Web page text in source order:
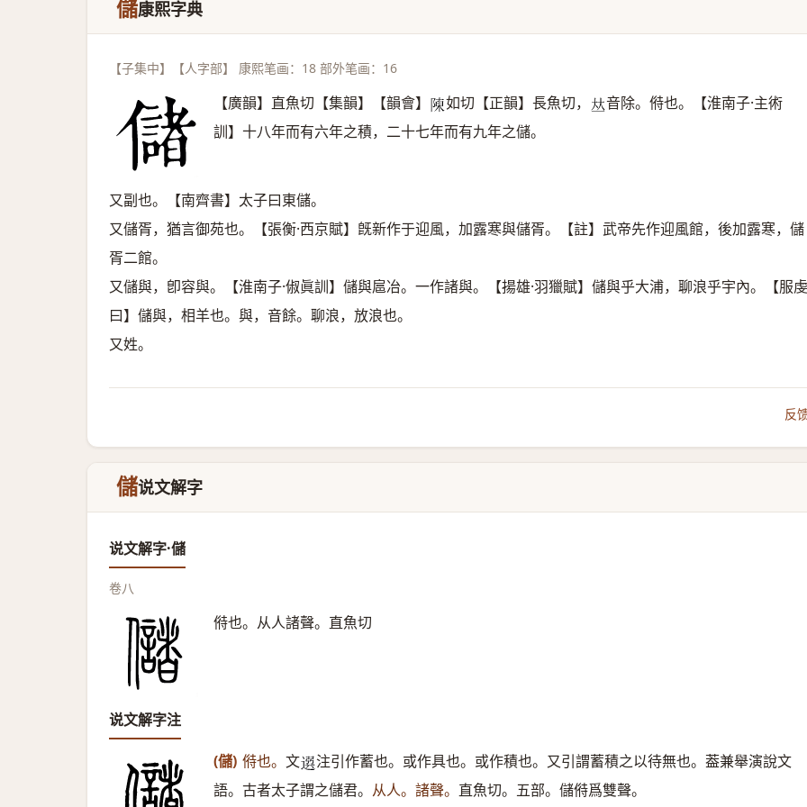
儲康熙字典
【子集中】【人字部】 康熙笔画：18 部外笔画：16
【廣韻】直魚切【集韻】【韻會】 𨻰 如切【正韻】長魚切， 𠀤音除。偫也。【淮南子·主術
訓】十八年而有六年之積，二十七年而有九年之儲。
又副也。【南齊書】太子曰東儲。
又儲胥，猶言御苑也。【張衡·西京賦】旣新作于迎風，加露寒與儲胥。【註】武帝先作迎風館，後加露寒，儲
胥二館。
又儲與，卽容與。【淮南子·俶眞訓】儲與扈冶。一作諸與。【揚雄·羽獵賦】儲與乎大浦，聊浪乎宇內。【服虔
曰】儲與，相羊也。與，音餘。聊浪，放浪也。
又姓。
反
儲说文解字
说文解字·儲
卷八
偫也。从人諸聲。直魚切
说文解字注
(儲) 偫也。 文𨕖 注引作蓄也。或作具也。或作積也。又引謂蓄積之以待無也。葢兼舉演說文
語。古者太子謂之儲君。 从人。諸聲。 直魚切。五部。儲偫爲雙聲。